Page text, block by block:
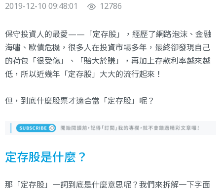
2019-12-10 09:48:01 12786
保守投資人的最愛——「定存股」，經歷了網路泡沫、金融
海嘯、歐債危機，很多人在投資市場多年，最終卻發現自己
的荷包「很受傷」、「賠大於賺」，再加上存款利率越來越
低，所以近幾年「定存股」大大的流行起來！
但，到底什麼股票才適合當「定存股」呢？
定存股是什麼？
那「定存股」一詞到底是什麼意思呢？我們來拆解一下字面